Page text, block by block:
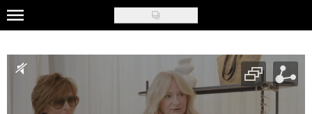
Skip
to
main
content
Moda
Ślub i wesele